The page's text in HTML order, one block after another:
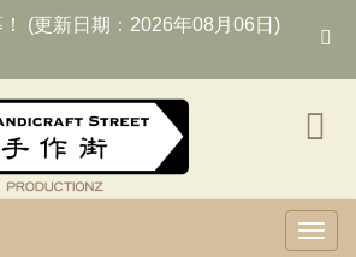
(更新日期：2026年08月06日)